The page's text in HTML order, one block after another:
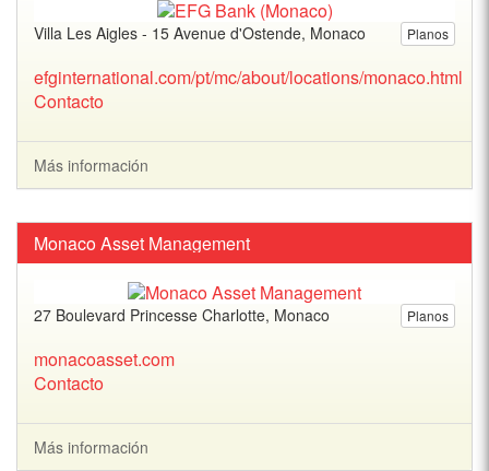
Planos
Villa Les Aigles - 15 Avenue d'Ostende, Monaco
efginternational.com/pt/mc/about/locations/monaco.html
Contacto
Más información
Monaco Asset Management
Planos
27 Boulevard Princesse Charlotte, Monaco
monacoasset.com
Contacto
Más información